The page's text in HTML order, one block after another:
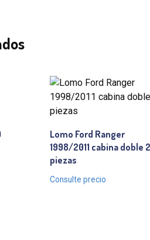
Lomo Ford Ranger
1998/2011 cabina doble 2
piezas
Consulte precio